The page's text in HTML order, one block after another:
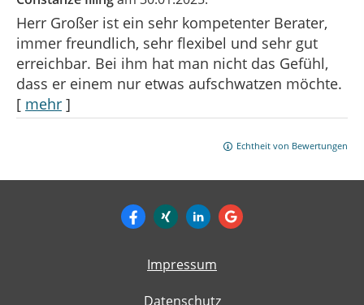
Herr Großer ist ein sehr kompetenter Berater,
immer freundlich, sehr flexibel und sehr gut
erreichbar. Bei ihm hat man nicht das Gefühl,
dass er einem nur etwas aufschwatzen möchte.
[ mehr ]
Echtheit von Bewertungen
Impressum
Datenschutz